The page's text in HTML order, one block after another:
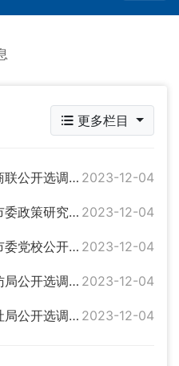
更多栏目
2023年下半年临湘市工商联公开选调工作人员公告 2023-12-04
2023年下半年中共临湘市委政策研究中心公开选调事业单位工作人员公告 2023-12-04
2023年下半年中共临湘市委党校公开选调事业单位工作人员公告 2023-12-04
2023年下半年临湘市信访局公开选调事业单位工作人员公告 2023-12-04
2023年下半年临湘市人社局公开选调事业单位工作人员公告 2023-12-04